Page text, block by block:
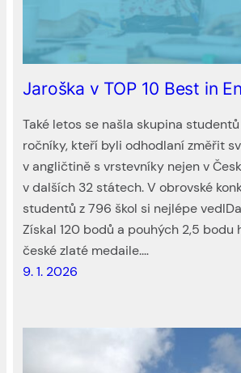
Jaroška v TOP 10 Best in
Také letos se našla skupina
ročníky, kteří byli odhodlaní změřit
v angličtině s vrstevníky nejen v
v dalších 32 státech. V obrovské
studentů z 796 škol si nejlépe
Získal 120 bodů a pouhých 2,5 bodu
české zlaté medaile.…
9. 1. 2026